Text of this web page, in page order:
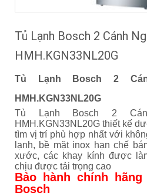
Tủ Lạnh Bosch 2 Cánh
HMH.KGN33NL20G
Tủ Lạnh Bosch 2
HMH.KGN33NL20G
Tủ Lạnh Bosch 2
HMH.KGN33NL20G thiết kế
tìm vị trí phù hợp nhất với
lạnh, bề mặt inox hạn chế
xước, các khay kính được
chịu được tải trọng cao
Bảo hành chính
Bosch